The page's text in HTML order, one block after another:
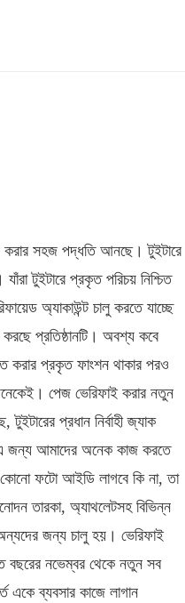
করার সহজ পদ্ধতি আনছে। টুইটারে
টুইটারে প্রকৃত পরিচয় নিশ্চিত
অ্যাকাউন্ট চালু করতে যাচ্ছে
প্রতিষ্ঠানটি। অবশ্য কবে
করার প্রকৃত ফাংশন থাকার পরও
অনেকেই। পেজ ভেরিফাই করার নতুন
প্রধান নির্বাহী জ্যাক
এ জন্য আমাদের অনেক কাজ করতে
ফটো আইডি লাগবে কি না, তা
তারকা, অ্যাথলেটসহ বিভিন্ন
জন্য চালু হয়। ভেরিফাই
বছরের নভেম্বর থেকে নতুন সব
একে ব্যবসার কাজে লাগান